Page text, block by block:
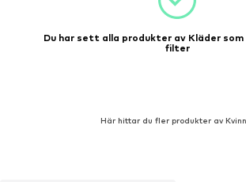
Du har sett alla produkter av Kläder
filter
Här hittar du fler produkter av